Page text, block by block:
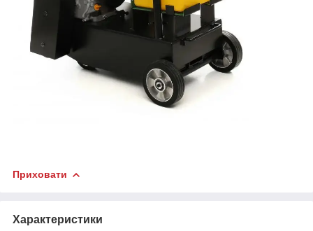
Приховати
Характеристики